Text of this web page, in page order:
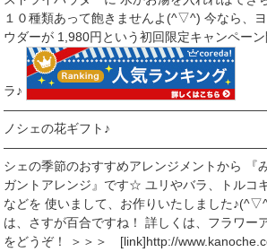
１０種類あって飽きませんよ(^▽^) 今なら、
ウダーが 1,980円という初回限定キャンペー
ラ♪
ノシェの花ギフト♪
シェの季節のおすすめアレンジメントから 『
ガントアレンジ』です☆ ユリやバラ、トルコ
などを 使いまして、お作りいたしました
は、さすが百合ですね！ 詳しくは、フラワー
をどうぞ！ ＞＞＞ [link]http://